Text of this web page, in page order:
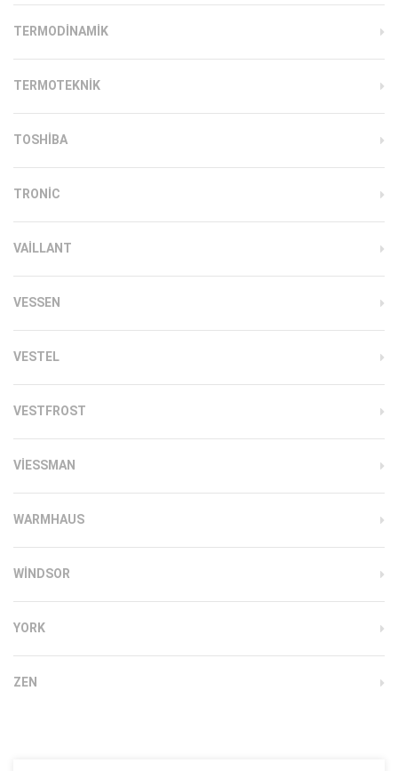
TERMODINAMIK
TERMOTEKNIK
TOSHIBA
TRONIC
VAILLANT
VESSEN
VESTEL
VESTFROST
VIESSMAN
WARMHAUS
WINDSOR
YORK
ZEN